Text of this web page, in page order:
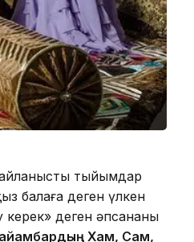
тыйымдар
балаға деген үлкен
деген әпсананың
Хам, Сам,